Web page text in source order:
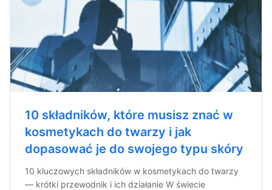
10 składników, które musisz znać w
kosmetykach do twarzy i jak
dopasować je do swojego typu skóry
10 kluczowych składników w kosmetykach do twarzy
— krótki przewodnik i ich działanie W świecie